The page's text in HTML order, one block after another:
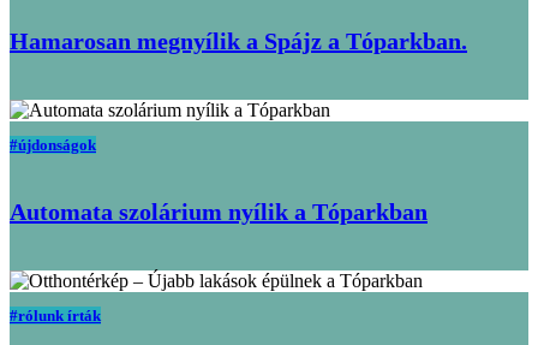
Hamarosan megnyílik a Spájz a Tóparkban.
#újdonságok
Automata szolárium nyílik a Tóparkban
#rólunk írták